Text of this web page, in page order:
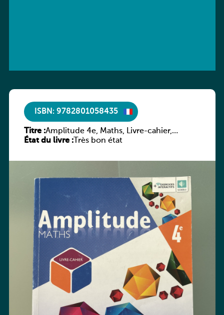
ISBN: 9782801058435
Titre :Amplitude 4e, Maths, Livre-cahier,
version luxembourgeoise
État du livre :Très bon état